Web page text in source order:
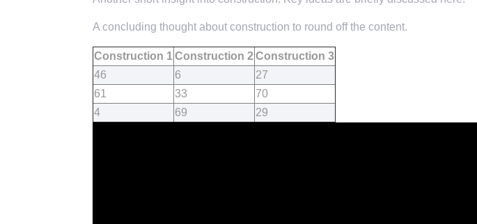
A concluding thought about construction to round off the content.
Construction 1Construction 2 Construction 3
46
6
27
61
33
70
4
69 29